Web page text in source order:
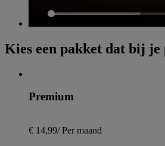
Kies een pakket dat bij je
Premium
€ 14,99/Per maand